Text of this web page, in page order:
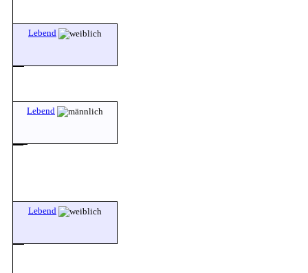
Lebend
Lebend
Lebend